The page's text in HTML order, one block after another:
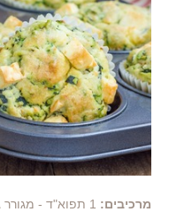
מרכיבים: